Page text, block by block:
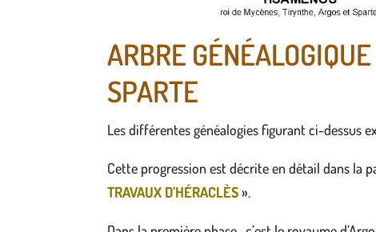
ARBRE
SPARTE
Les différentes généalogies figurant ci-dessus
Cette progression est décrite en détail dans la
TRAVAUX D’HÉRACLÈS».